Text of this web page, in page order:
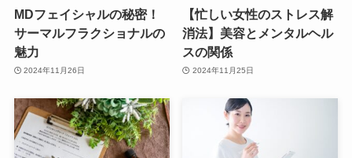
MDフェイシャルの秘密！
サーマルフラクショナルの
魅力
2024年11月26日
【忙しい女性のストレス解
消法】美容とメンタルヘル
スの関係
2024年11月25日